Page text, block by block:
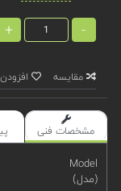
-
+
مقایسه
مشخصات فنی
Model
(مدل)